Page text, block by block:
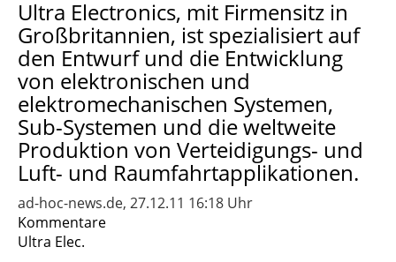
Ultra Electronics, mit Firmensitz in
Großbritannien, ist spezialisiert auf
den Entwurf und die Entwicklung
von elektronischen und
elektromechanischen Systemen,
Sub-Systemen und die weltweite
Produktion von Verteidigungs- und
Luft- und Raumfahrtapplikationen.
ad-hoc-news.de, 27.12.11 16:18 Uhr
Kommentare
Ultra Elec.